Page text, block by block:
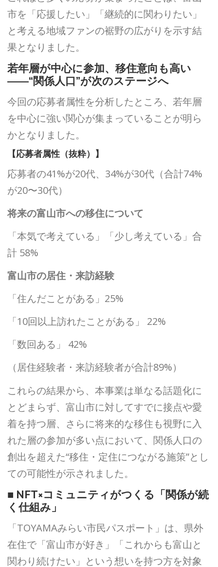
市を「応援したい」「継続的に関わりたい」
と考える地域ファンの裾野の広がりを示す結
果となりました。
若年層が中心に参加、移住意向も高い
――“関係人口”が次のステージへ
今回の応募者属性を分析したところ、若年層
を中心に強い関心が集まっていることが明ら
かとなりました。
【応募者属性（抜粋）】
応募者の41%が20代、34%が30代（合計74%
が20〜30代）
将来の富山市への移住について
「本気で考えている」「少し考えている」合
計 58%
富山市の居住・来訪経験
「住んだことがある」25%
「10回以上訪れたことがある」 22%
「数回ある」 42%
（居住経験者・来訪経験者が合計89%）
これらの結果から、本事業は単なる話題化に
とどまらず、富山市に対してすでに接点や愛
着を持つ層、さらに将来的な移住も視野に入
れた層の参加が多い点において、関係人口の
創出を超えた“移住・定住につながる施策”とし
ての可能性が示されました。
■ NFT×コミュニティがつくる「関係が続
く仕組み」
「TOYAMAみらい市民パスポート」は、県外
在住で「富山市が好き」「これからも富山と
関わり続けたい」という想いを持つ方を対象